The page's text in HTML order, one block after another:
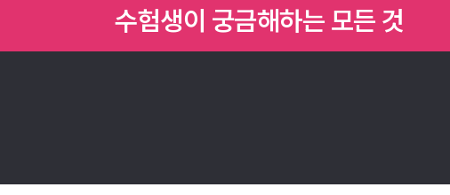
수험생이 궁금해하는 모든 것